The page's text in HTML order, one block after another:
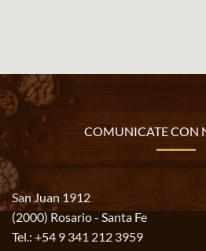
COMUNICATE CON
San Juan 1912
(2000) Rosario - Santa Fe
Tel.: +54 9 341 212 3959